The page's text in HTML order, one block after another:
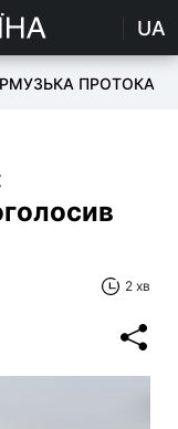
UA
ПРОТОКА
2 хв